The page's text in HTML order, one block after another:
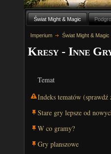
Świat Might & Magic
Imperium Świat Might & Magic
Kresy - Inne
Temat
Indeks tematów (sprawdź
Stare gry lepsze od
W co gramy?
Gry planszowe